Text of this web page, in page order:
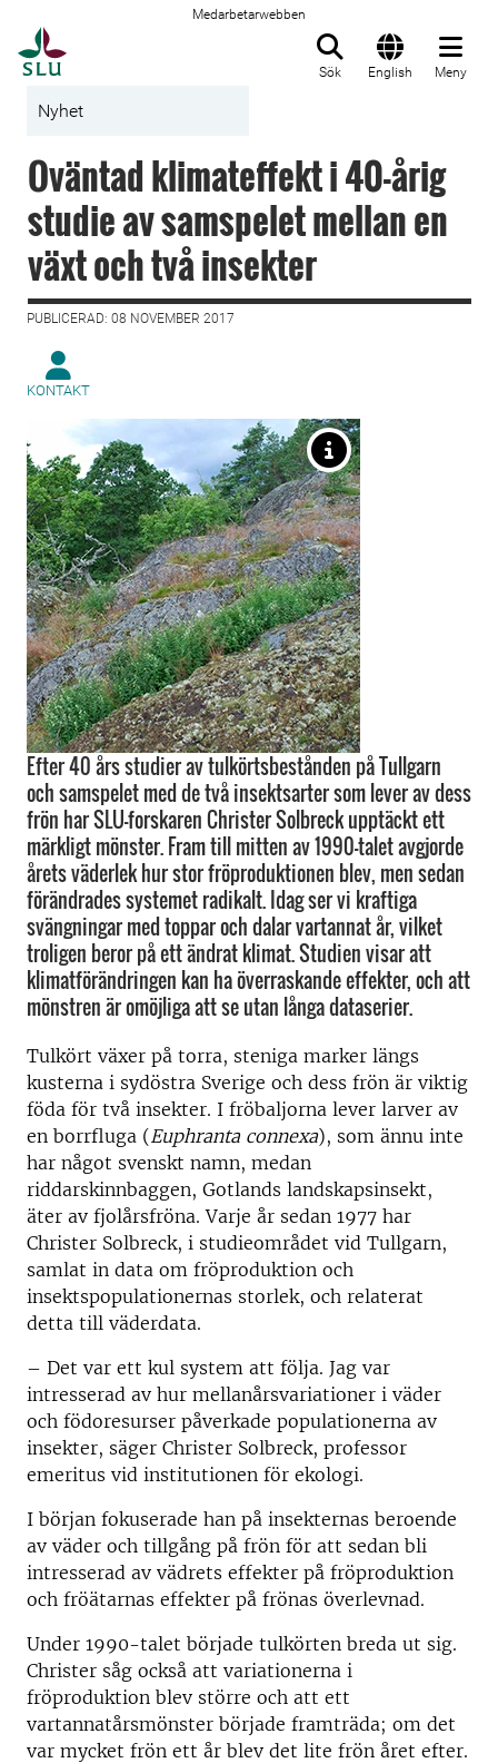
Medarbetarwebben
Sök English Meny
Nyhet
Oväntad klimateffekt i 40-årig
studie av samspelet mellan en
växt och två insekter
PUBLICERAD: 08 NOVEMBER 2017
KONTAKT
Efter 40 års studier av tulkörtsbestånden på Tullgarn
och samspelet med de två insektsarter som lever av dess
frön har SLU-forskaren Christer Solbreck upptäckt ett
märkligt mönster. Fram till mitten av 1990-talet avgjorde
årets väderlek hur stor fröproduktionen blev, men sedan
förändrades systemet radikalt. Idag ser vi kraftiga
svängningar med toppar och dalar vartannat år, vilket
troligen beror på ett ändrat klimat. Studien visar att
klimatförändringen kan ha överraskande effekter, och att
mönstren är omöjliga att se utan långa dataserier.
Tulkört växer på torra, steniga marker längs
kusterna i sydöstra Sverige och dess frön är viktig
föda för två insekter. I fröbaljorna lever larver av
en borrfluga (Euphranta connexa), som ännu inte
har något svenskt namn, medan
riddarskinnbaggen, Gotlands landskapsinsekt,
äter av fjolårsfröna. Varje år sedan 1977 har
Christer Solbreck, i studieområdet vid Tullgarn,
samlat in data om fröproduktion och
insektspopulationernas storlek, och relaterat
detta till väderdata.
– Det var ett kul system att följa. Jag var
intresserad av hur mellanårsvariationer i väder
och födoresurser påverkade populationerna av
insekter, säger Christer Solbreck, professor
emeritus vid institutionen för ekologi.
I början fokuserade han på insekternas beroende
av väder och tillgång på frön för att sedan bli
intresserad av vädrets effekter på fröproduktion
och fröätarnas effekter på frönas överlevnad.
Under 1990-talet började tulkörten breda ut sig.
Christer såg också att variationerna i
fröproduktion blev större och att ett
vartannatårsmönster började framträda; om det
var mycket frön ett år blev det lite frön året efter.